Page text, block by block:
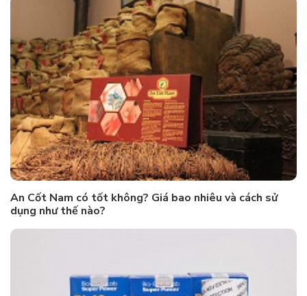
An Cốt Nam có tốt không? Giá bao nhiêu và cách sử
dụng như thế nào?